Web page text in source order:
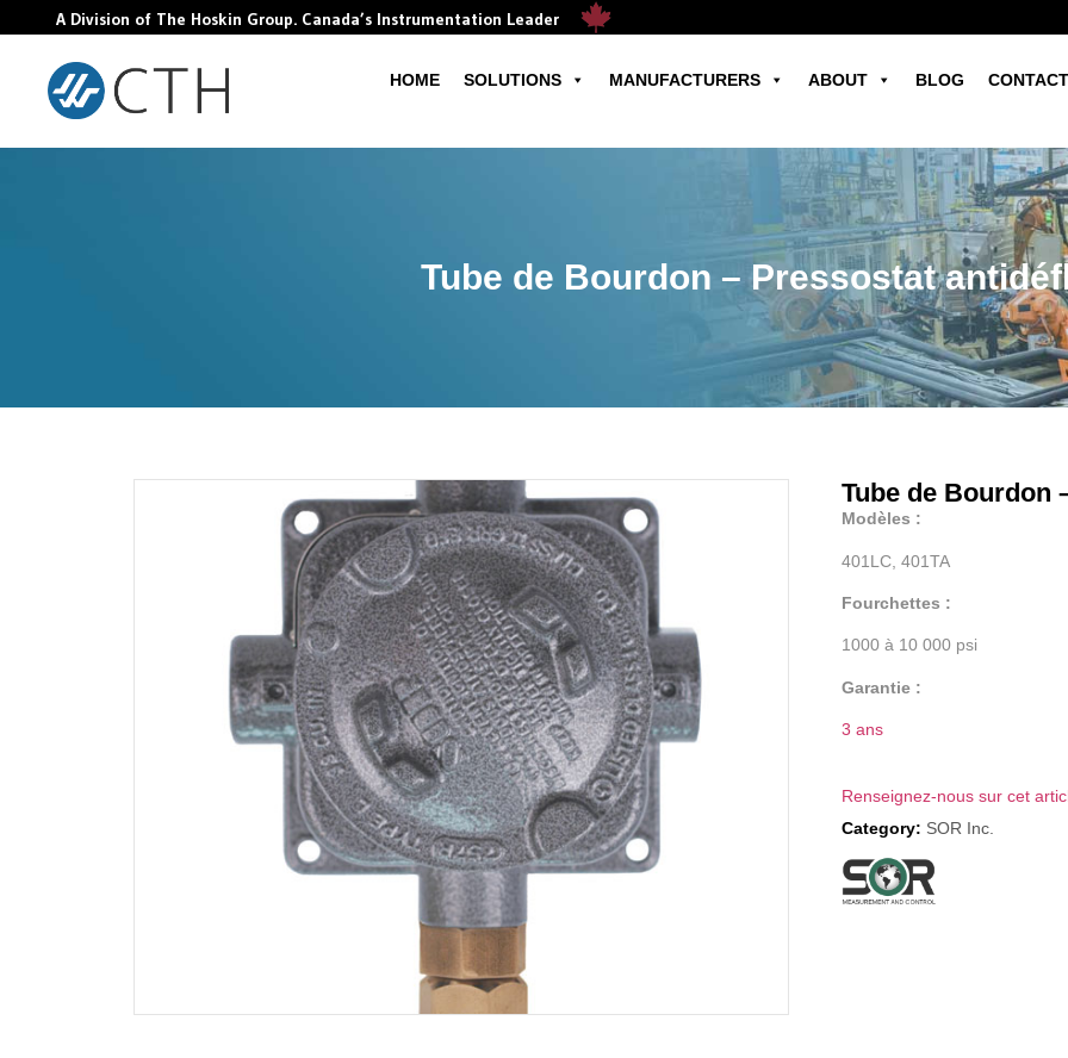
A Division of The Hoskin Group. Canada’s Instrumentation Leader
HOME SOLUTIONS MANUFACTURERS ABOUT BLOG
Tube de Bourdon – Pressostat
Tube de Bourdon
Modèles :
401LC, 401TA
Fourchettes :
1000 à 10 000 psi
Garantie :
3 ans
Renseignez-nous sur cet
Category: SOR Inc.